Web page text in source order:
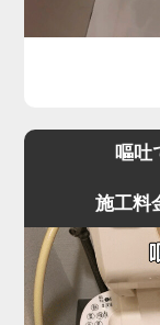
今回の現場では
ある深い位置に
数回加圧すると
複数回の流しテ
お掃除シートは
水に溶けず、ト
さずにゴミ箱へ
詰まりや水位の
相談いただくこ
引かなくなりト
現場で状況を確
水路を完全に塞
最近は「流せる
実際には水に触
るため、排水経
嘔吐
施工料